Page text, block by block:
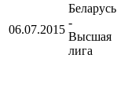
06.07.2015
Беларусь
-
Высшая
лига